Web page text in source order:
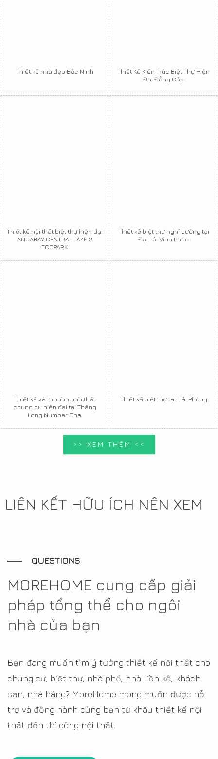
Thiết kế nhà đẹp Bắc Ninh
Thiết Kế Kiến Trúc Biệt Thự Hiện
Đại Đẳng Cấp
Thiết kế nội thất biệt thự hiện đại
AQUABAY CENTRAL LAKE 2
ECOPARK
Thiết kế biệt thự nghỉ dưỡng tại
Đại Lải Vĩnh Phúc
Thiết kế và thi công nội thất
chung cư hiện đại tại Thăng
Long Number One
Thiết kế biệt thự tại Hải Phòng
>> XEM THÊM <<
LIÊN KẾT HỮU ÍCH NÊN XEM
QUESTIONS
MOREHOME cung cấp giải
pháp tổng thể cho ngôi
nhà của bạn
Bạn đang muốn tìm ý tưởng thiết kế nội thất cho
chung cư, biệt thự, nhà phố, nhà liền kề, khách
sạn, nhà hàng? MoreHome mong muốn được hỗ
trợ và đồng hành cùng bạn từ khâu thiết kế nội
thất đến thi công nội thất.